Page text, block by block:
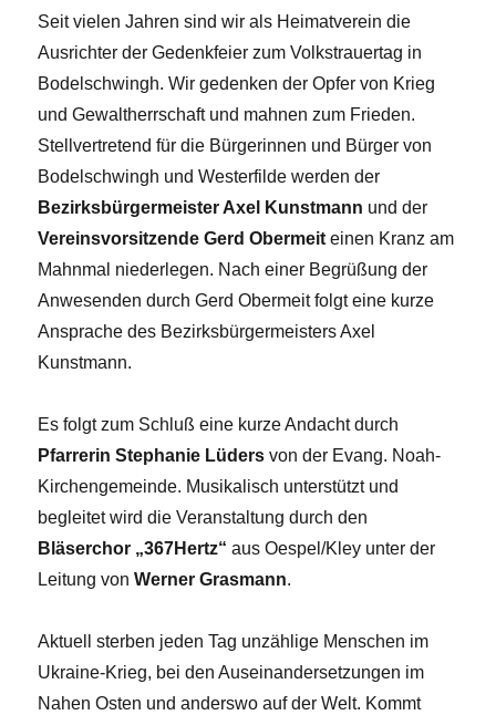
Seit vielen Jahren sind wir als Heimatverein die
Ausrichter der Gedenkfeier zum Volkstrauertag in
Bodelschwingh. Wir gedenken der Opfer von Krieg
und Gewaltherrschaft und mahnen zum Frieden.
Stellvertretend für die Bürgerinnen und Bürger von
Bodelschwingh und Westerfilde werden der
Bezirksbürgermeister Axel Kunstmann und der
Vereinsvorsitzende Gerd Obermeit einen Kranz am
Mahnmal niederlegen. Nach einer Begrüßung der
Anwesenden durch Gerd Obermeit folgt eine kurze
Ansprache des Bezirksbürgermeisters Axel
Kunstmann.
Es folgt zum Schluß eine kurze Andacht durch
Pfarrerin Stephanie Lüders von der Evang. Noah-
Kirchengemeinde. Musikalisch unterstützt und
begleitet wird die Veranstaltung durch den
Bläserchor „367Hertz“ aus Oespel/Kley unter der
Leitung vonWerner Grasmann.
Aktuell sterben jeden Tag unzählige Menschen im
Ukraine-Krieg, bei den Auseinandersetzungen im
Nahen Osten und anderswo auf der Welt. Kommt